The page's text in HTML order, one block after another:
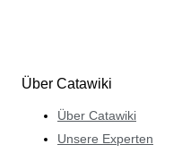
Über Catawiki
Über Catawiki
Unsere Experten